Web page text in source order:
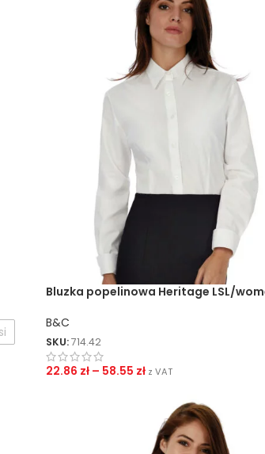
Bluzka popelinowa Heritage LSL/
B&C
SKU:714.42
22.86 zł – 58.55 zł z VAT